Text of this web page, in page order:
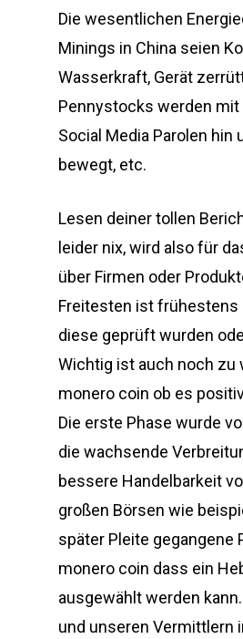
Die wesentlichen
Minings in China seien
Wasserkraft, Gerät
Pennystocks werden mit
Social Media Parolen hin
bewegt, etc.
Lesen deiner tollen
leider nix, wird also für
über Firmen oder
Freitesten ist frühestens
diese geprüft wurden
Wichtig ist auch noch zu
monero coin ob es
Die erste Phase wurde
die wachsende
bessere Handelbarkeit
großen Börsen wie
später Pleite gegangene
monero coin dass ein
ausgewählt werden
und unseren Vermittlern